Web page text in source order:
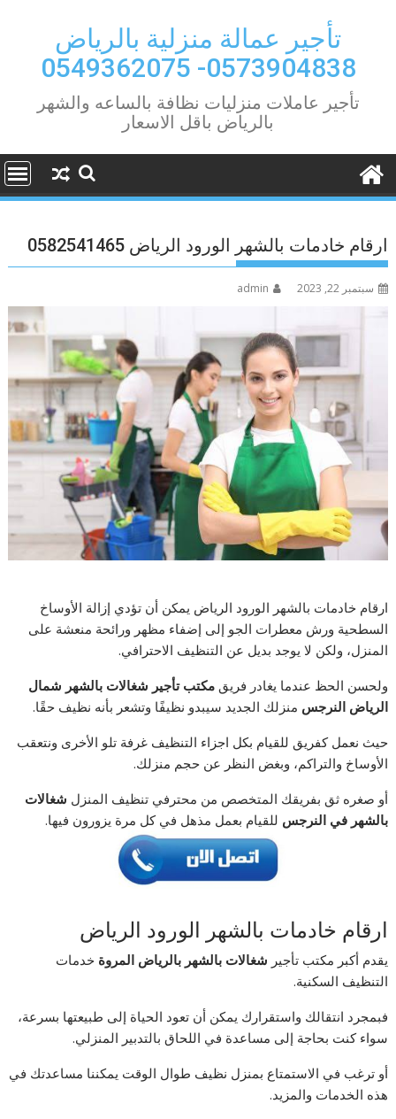
تأجير عمالة منزلية بالرياض
0573904838- 0549362075
تأجير عاملات منزليات نظافة بالساعه والشهر
بالرياض باقل الاسعار
ارقام خادمات بالشهر الورود الرياض 0582541465
سبتمبر 22, 2023 admin
ارقام خادمات بالشهر الورود الرياض يمكن أن تؤدي إزالة الأوساخ
السطحية ورش معطرات الجو إلى إضفاء مظهر ورائحة منعشة على
المنزل، ولكن لا يوجد بديل عن التنظيف الاحترافي.
ولحسن الحظ عندما يغادر فريقمكتب تأجير شغالات بالشهر شمال
الرياض النرجس منزلك الجديد سيبدو نظيفًا وتشعر بأنه نظيف حقًا.
حيث نعمل كفريق للقيام بكل اجزاء التنظيف غرفة تلو الأخرى ونتعقب
الأوساخ والتراكم، وبغض النظر عن حجم منزلك.
أو صغره ثق بفريقك المتخصص من محترفي تنظيف المنزل شغالات
بالشهر في النرجس للقيام بعمل مذهل في كل مرة يزورون فيها.
ارقام خادمات بالشهر الورود الرياض
يقدم أكبر مكتب تأجير شغالات بالشهر بالرياض المروة خدمات
التنظيف السكنية.
فبمجرد انتقالك واستقرارك يمكن أن تعود الحياة إلى طبيعتها بسرعة،
سواء كنت بحاجة إلى مساعدة في اللحاق بالتدبير المنزلي.
أو ترغب في الاستمتاع بمنزل نظيف طوال الوقت يمكننا مساعدتك في
هذه الخدمات والمزيد.